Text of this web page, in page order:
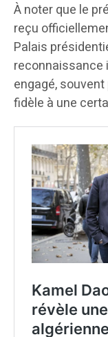
À noter que le
reçu
Palais
reconnaissance
engagé,
fidèle à une